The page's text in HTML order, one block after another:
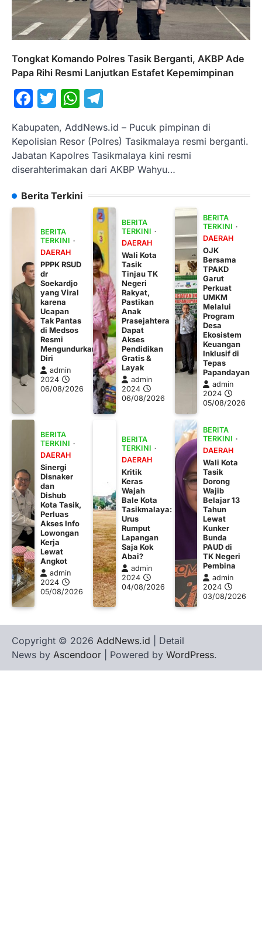
Tongkat Komando Polres Tasik Berganti, AKBP Ade
Papa Rihi Resmi Lanjutkan Estafet Kepemimpinan
Facebook
TwitterWhatsApp
Kabupaten, AddNews.id – Pucuk pimpinan di
Kepolisian Resor (Polres) Tasikmalaya resmi berganti.
Jabatan Kapolres Tasikmalaya kini resmi
diserahterimakan dari AKBP Wahyu…
Berita Terkini
BERITA
TERKINI
DAERAH
PPPK RSUD
dr
Soekardjo
yang Viral
karena
Ucapan
Tak Pantas
di Medsos
Resmi
Mengundurkan
Diri
admin
2024
06/08/2026
BERITA
TERKINI
DAERAH
Wali Kota
Tasik
Tinjau TK
Negeri
Rakyat,
Pastikan
Anak
Prasejahtera
Dapat
Akses
Pendidikan
Gratis &
Layak
admin
2024
06/08/2026
BERITA
TERKINI
DAERAH
OJK
Bersama
TPAKD
Garut
Perkuat
UMKM
Melalui
Program
Desa
Ekosistem
Keuangan
Inklusif di
Tepas
Papandayan
admin
2024
05/08/2026
BERITA
TERKINI
DAERAH
Sinergi
Disnaker
dan
Dishub
Kota Tasik,
Perluas
Akses Info
Lowongan
Kerja
Lewat
Angkot
admin
2024
05/08/2026
BERITA
TERKINI
DAERAH
Kritik
Keras
Wajah
Bale Kota
Tasikmalaya:
Urus
Rumput
Lapangan
Saja Kok
Abai?
admin
2024
04/08/2026
BERITA
TERKINI
DAERAH
Wali Kota
Tasik
Dorong
Wajib
Belajar 13
Tahun
Lewat
Kunker
Bunda
PAUD di
TK Negeri
Pembina
admin
2024
03/08/2026
Copyright © 2026 AddNews.id | Detail
News by Ascendoor | Powered by WordPress.